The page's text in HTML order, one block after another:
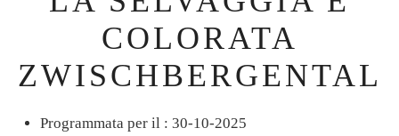
COLORATA
ZWISCHBERGENTAL
Programmata per il : 30-10-2025